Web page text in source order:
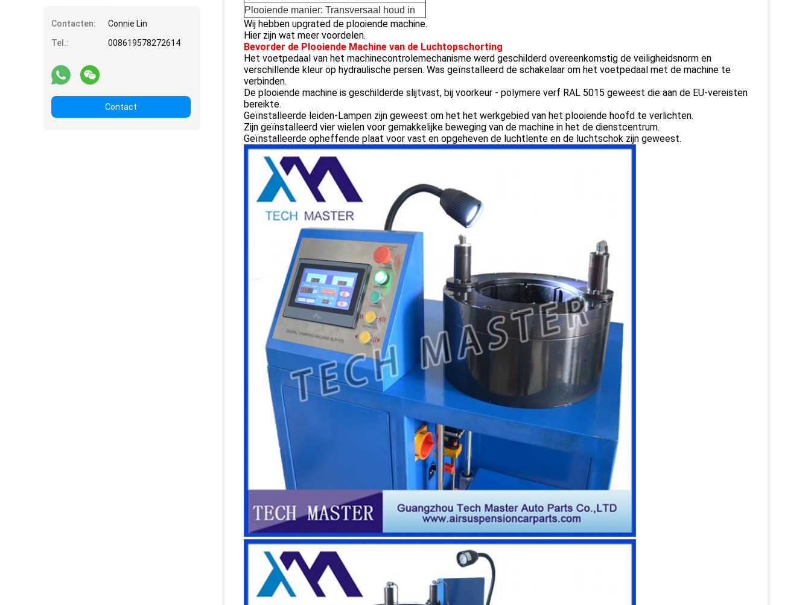
Contacten:
Connie Lin
Tel.:
008619578272614
Contact
Plooiende manier: Transversaal houd in
Wij hebben upgrated de plooiende machine.
Hier zijn wat meer voordelen.
Bevorder de Plooiende Machine van de Luchtopschorting
Het voetpedaal van het machinecontrolemechanisme werd geschilderd overeenkomstig de veiligheidsnorm en
verschillende kleur op hydraulische persen. Was geïnstalleerd de schakelaar om het voetpedaal met de machine te
verbinden.
De plooiende machine is geschilderde slijtvast, bij voorkeur - polymere verf RAL 5015 geweest die aan de EU-vereisten
bereikte.
Geïnstalleerde leiden-Lampen zijn geweest om het het werkgebied van het plooiende hoofd te verlichten.
Zijn geïnstalleerd vier wielen voor gemakkelijke beweging van de machine in het de dienstcentrum.
Geïnstalleerde opheffende plaat voor vast en opgeheven de luchtlente en de luchtschok zijn geweest.